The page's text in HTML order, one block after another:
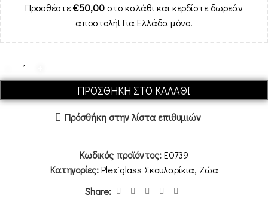
Προσθέστε€50,00στο καλάθι και κερδίστε δωρεάν
αποστολή! Για Ελλάδα μόνο.
ΠΡΟΣΘΉΚΗ ΣΤΟ ΚΑΛΆΘΙ
Πρόσθήκη στην λίστα επιθυμιών
Κωδικός προϊόντος:E0739
Κατηγορίες: Plexiglass Σκουλαρίκια, Ζώα
Share: